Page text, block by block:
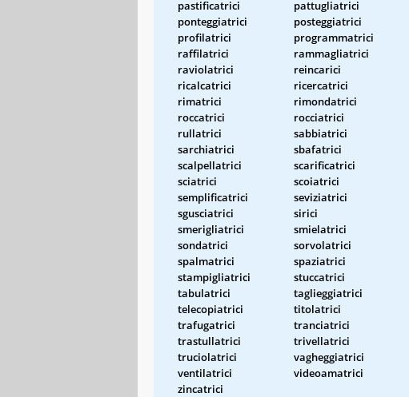
pastificatrici
pattugliatrici
ponteggiatrici
posteggiatrici
profilatrici
programmatrici
raffilatrici
rammagliatrici
raviolatrici
reincarici
ricalcatrici
ricercatrici
rimatrici
rimondatrici
roccatrici
rocciatrici
rullatrici
sabbiatrici
sarchiatrici
sbafatrici
scalpellatrici
scarificatrici
sciatrici
scoiatrici
semplificatrici
seviziatrici
sgusciatrici
sirici
smerigliatrici
smielatrici
sondatrici
sorvolatrici
spalmatrici
spaziatrici
stampigliatrici
stuccatrici
tabulatrici
taglieggiatrici
telecopiatrici
titolatrici
trafugatrici
tranciatrici
trastullatrici
trivellatrici
truciolatrici
vagheggiatrici
ventilatrici
videoamatrici
zincatrici